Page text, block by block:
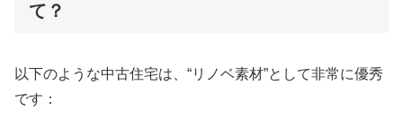
て？
以下のような中古住宅は、“リノベ素材”として非常に優秀
です：